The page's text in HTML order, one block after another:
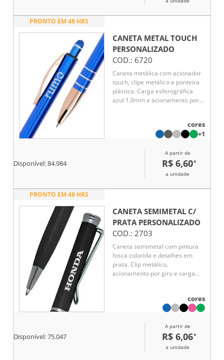
promocionais, eventos e
PRONTO EM 48 HRS
CANETA METAL TOUCH
PERSONALIZADO
COD.: 6720
Caneta metálica com acionador
touch, clipe metálico e ponteira
plástica. Carga esferográfica
azul 1.0mm e acionamento por
cores
+1
Disponível:84.984
A partir de
R$ 6,60*
a unidade
PRONTO EM 48 HRS
CANETA SEMIMETAL C/
PRATAPERSONALIZADO
COD.: 2703
Caneta semimetal com pintura
fosca colorida e detalhes em
prata. Clip metálico,
acionamento por giro e carga
cores
Disponível:75.047
A partir de
R$ 6,06*
a unidade